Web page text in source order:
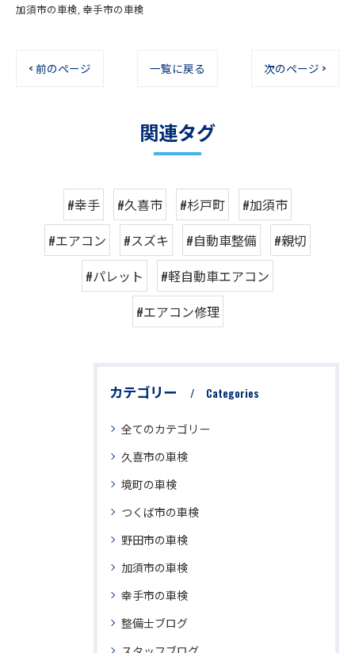
加須市の車検 幸手市の車検
< 前のページ 一覧に戻る 次のページ >
関連タグ
#幸手 #久喜市 #杉戸町
#加須市
#エアコン
#スズキ #自動車整備
#親切
#パレット
#軽自動車エアコン
#エアコン修理
カテゴリー Categories
全てのカテゴリー
久喜市の車検
境町の車検
つくば市の車検
野田市の車検
加須市の車検
幸手市の車検
整備士ブログ